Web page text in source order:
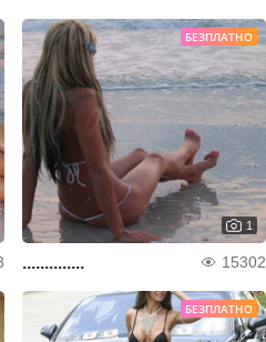
БЕЗПЛАТНО
1
.............. 15302
БЕЗПЛАТНО